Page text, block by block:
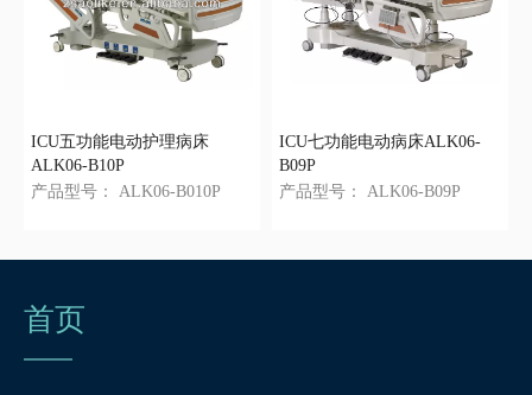
ICU五功能电动护理病床
ALK06-B10P
产品型号：
ALK06-B010P
ICU七功能电动病床ALK06-
B09P
产品型号：
ALK06-B09P
首页